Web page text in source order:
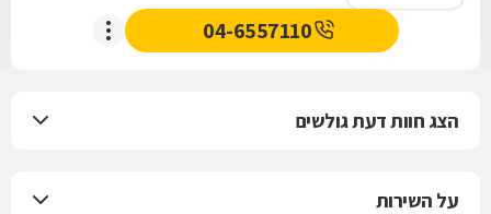
04-6557110
הצג חוות דעת גולשים
על השירות